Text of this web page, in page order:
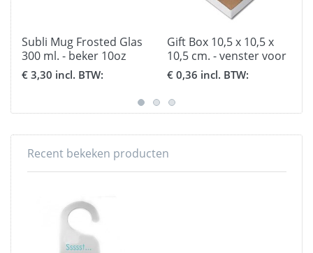
Subli Mug Frosted Glas
300 ml. - beker 10oz
€ 3,30 incl. BTW:
Gift Box 10,5 x 10,5 x
10,5 cm. - venster voor
bekers
€ 0,36 incl. BTW:
Recent bekeken producten